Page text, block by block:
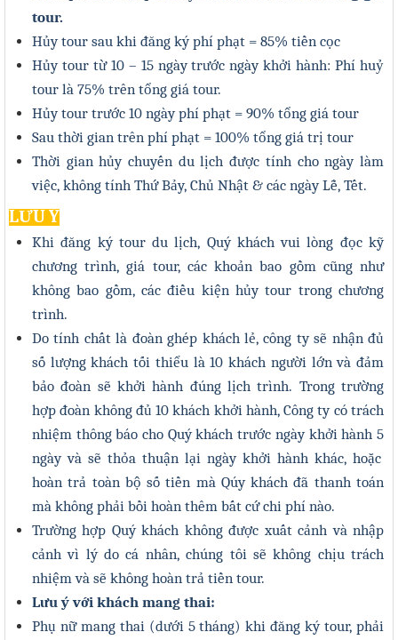
tour.
Hủy tour sau khi đăng ký phí phạt = 85% tiền cọc
Hủy tour từ 10 – 15 ngày trước ngày khởi hành: Phí huỷ
tour là 75% trên tổng giá tour.
Hủy tour trước 10 ngày phí phạt = 90% tổng giá tour
Sau thời gian trên phí phạt = 100% tổng giá trị tour
Thời gian hủy chuyến du lịch được tính cho ngày làm
việc, không tính Thứ Bảy, Chủ Nhật & các ngày Lễ, Tết.
LƯU Ý
Khi đăng ký tour du lịch, Quý khách vui lòng đọc kỹ
chương trình, giá tour, các khoản bao gồm cũng như
không bao gồm, các điều kiện hủy tour trong chương
trình.
Do tính chất là đoàn ghép khách lẻ, công ty sẽ nhận đủ
số lượng khách tối thiểu là 10 khách người lớn và đảm
bảo đoàn sẽ khởi hành đúng lịch trình. Trong trường
hợp đoàn không đủ 10 khách khởi hành, Công ty có trách
nhiệm thông báo cho Quý khách trước ngày khởi hành 5
ngày và sẽ thỏa thuận lại ngày khởi hành khác, hoặc
hoàn trả toàn bộ số tiền mà Qúy khách đã thanh toán
mà không phải bồi hoàn thêm bất cứ chi phí nào.
Trường hợp Quý khách không được xuất cảnh và nhập
cảnh vì lý do cá nhân, chúng tôi sẽ không chịu trách
nhiệm và sẽ không hoàn trả tiền tour.
Lưu ý với khách mang thai:
Phụ nữ mang thai (dưới 5 tháng) khi đăng ký tour, phải